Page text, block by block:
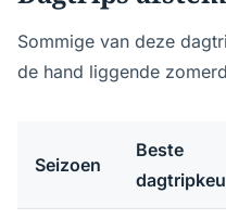
Sommige van deze
de hand liggende
Seizoen
Beste